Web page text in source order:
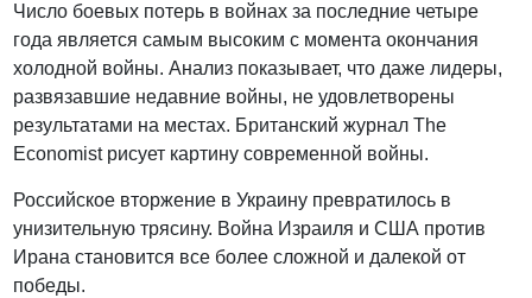
Число боевых потерь в войнах за последние четыре
года является самым высоким с момента окончания
холодной войны. Анализ показывает, что даже лидеры,
развязавшие недавние войны, не удовлетворены
результатами на местах. Британский журнал The
Economist рисует картину современной войны.
Российское вторжение в Украину превратилось в
унизительную трясину. Война Израиля и США против
Ирана становится все более сложной и далекой от
победы.